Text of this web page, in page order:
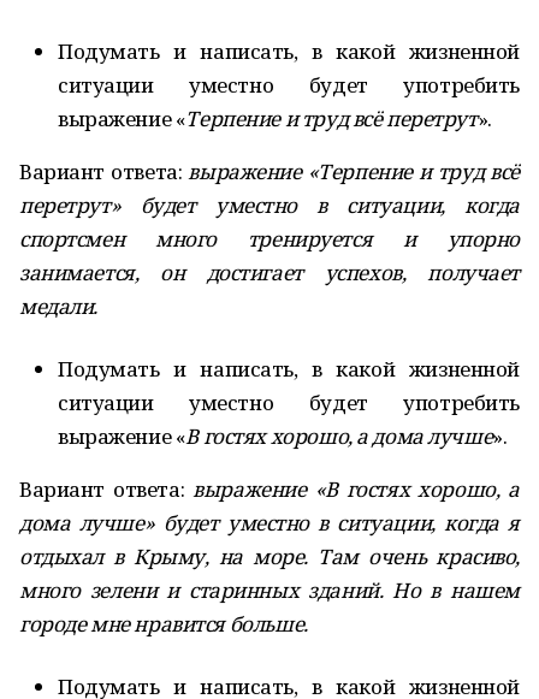
Подумать и написать, в какой жизненной
ситуации уместно будет употребить
выражение «Терпение и труд всё перетрут».
Вариант ответа:выражение «Терпение и труд всё
перетрут» будет уместно в ситуации, когда
спортсмен много тренируется и упорно
занимается, он достигает успехов, получает
медали.
Подумать и написать, в какой жизненной
ситуации уместно будет употребить
выражение «В гостях хорошо, а дома лучше».
Вариант ответа:выражение «В гостях хорошо, а
дома лучше» будет уместно в ситуации, когда я
отдыхал в Крыму, на море. Там очень красиво,
много зелени и старинных зданий. Но в нашем
городе мне нравится больше.
Подумать и написать, в какой жизненной